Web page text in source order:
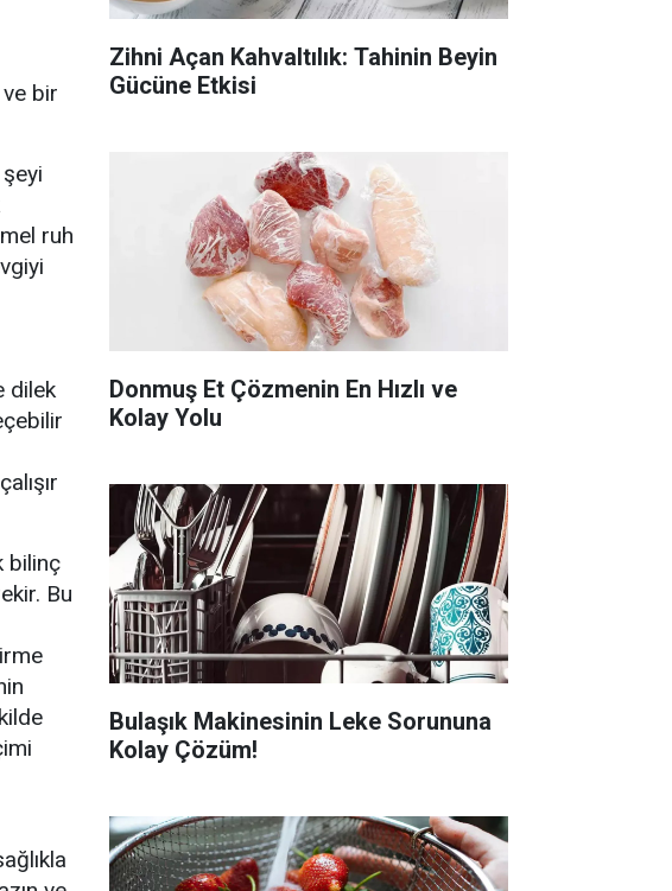
bir
ruh
dilek
bilinç
Bu
Zihni Açan Kahvaltılık: Tahinin Beyin
Gücüne Etkisi
Donmuş Et Çözmenin En Hızlı ve
Kolay Yolu
Bulaşık Makinesinin Leke Sorununa
Kolay Çözüm!